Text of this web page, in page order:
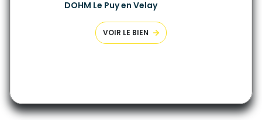
DOHM Le Puy en Velay
VOIR LE BIEN